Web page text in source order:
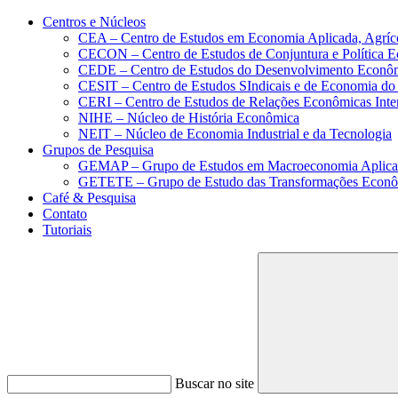
Conteúdo principal Menu principal
Centros e Núcleos
CEA – Centro de Estudos em Economia Aplicada,
CECON – Centro de Estudos de Conjuntura e Política
CEDE – Centro de Estudos do Desenvolvimento
CESIT – Centro de Estudos SIndicais e de Economia
CERI – Centro de Estudos de Relações Econômicas
NIHE – Núcleo de História Econômica
NEIT – Núcleo de Economia Industrial e da Tecnologia
Grupos de Pesquisa
GEMAP – Grupo de Estudos em Macroeconomia
GETETE – Grupo de Estudo das Transformações
Café & Pesquisa
Contato
Tutoriais
Buscar no site